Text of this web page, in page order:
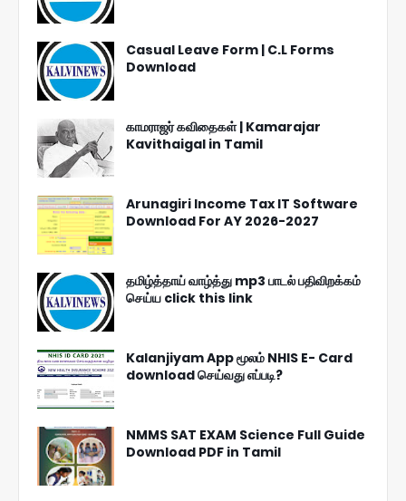
Casual Leave Form | C.L Forms
Download
காமராஜர் கவிதைகள் | Kamarajar
Kavithaigal in Tamil
Arunagiri Income Tax IT Software
Download For AY 2026-2027
தமிழ்த்தாய் வாழ்த்து mp3 பாடல் பதிவிறக்கம்
செய்ய click this link
Kalanjiyam App மூலம் NHIS E- Card
download செய்வது எப்படி?
NMMS SAT EXAM Science Full Guide
Download PDF in Tamil